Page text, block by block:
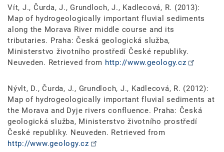
Vít, J., Čurda, J., Grundloch, J., Kadlecová, R. (2013):
Map of hydrogeologically important fluvial sediments
along the Morava River middle course and its
tributaries. Praha: Česká geologická služba,
Ministerstvo životního prostředí České republiky.
Neuveden. Retrieved from http://www.geology.cz
Nývlt, D., Čurda, J., Grundloch, J., Kadlecová, R. (2012):
Map of hydrogeologically important fluvial sediments at
the Morava and Dyje rivers confluence. Praha: Česká
geologická služba, Ministerstvo životního prostředí
České republiky. Neuveden. Retrieved from
http://www.geology.cz